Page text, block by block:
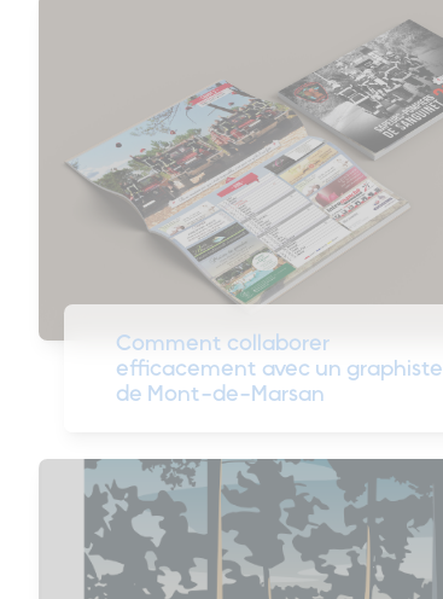
Comment collaborer
efficacement avec un graphiste
de Mont-de-Marsan